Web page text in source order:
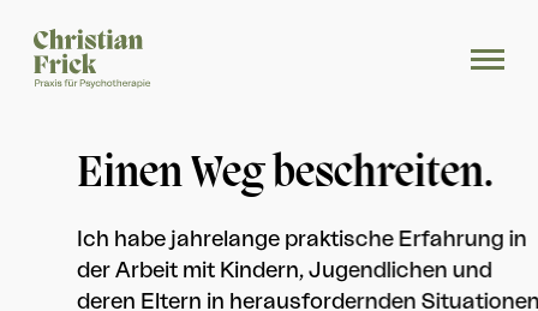
Über mich
Kinder & Jugendliche
Einen Weg beschreiten.
Ich habe jahrelange praktische Erfahrung in
der Arbeit mit Kindern, Jugendlichen und
deren Eltern in herausfordernden Situationen